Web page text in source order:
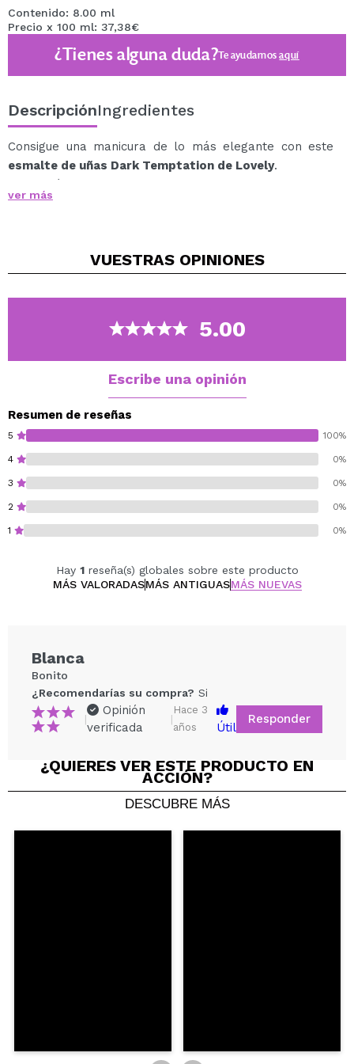
Contenido: 8.00 ml
Precio x 100 ml: 37,38€
¿Tienes alguna duda?Te ayudamosaquí
DescripciónIngredientes
Consigue una manicura de lo más elegante con este
esmalte de uñas Dark Temptation de Lovely.
Una línea de esmaltes en tonos súper
elegantes elegantes que harán que tus uñas sean
Su pincel se desliza fácilmente por la uña, cubriéndola
garantiza una aplicación perfecta.
ver más
VUESTRAS OPINIONES
5.00
Escribe una opinión
Resumen de reseñas
5 100%
4 0%
3 0%
2 0%
1 0%
Hay 1reseña(s) globales sobre este producto
MÁS VALORADASMÁS ANTIGUASMÁS NUEVAS
Compartir un vídeo o una foto
Blanca
Bonito
¿Recomendarías su compra? Si
|
Opinión
verificada
|
Hace 3
años
Útil
Responder
¿QUIERES VER ESTE PRODUCTO EN
ACCIÓN?
DESCUBRE MÁS